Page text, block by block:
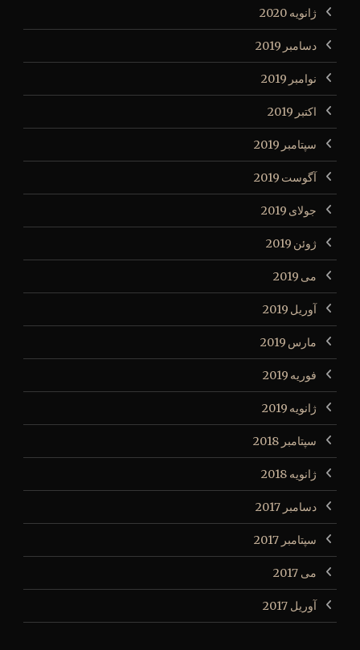
ژانویه 2020
دسامبر 2019
نوامبر 2019
اکتبر 2019
سپتامبر 2019
آگوست 2019
جولای 2019
ژوئن 2019
می 2019
آوریل 2019
مارس 2019
فوریه 2019
ژانویه 2019
سپتامبر 2018
ژانویه 2018
دسامبر 2017
سپتامبر 2017
می 2017
آوریل 2017